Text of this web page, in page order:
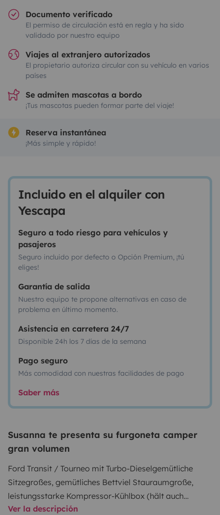
Documento verificado
El permiso de circulación está en regla y ha sido
validado por nuestro equipo
Viajes al extranjero autorizados
El propietario autoriza circular con su vehículo en varios
países
Se admiten mascotas a bordo
¡Tus mascotas pueden formar parte del viaje!
Reserva instantánea
¡Más simple y rápido!
Incluido en el alquiler con
Yescapa
Seguro a todo riesgo para vehículos y
pasajeros
Seguro incluido por defecto o Opción Premium, ¡tú
eliges!
Garantía de salida
Nuestro equipo te propone alternativas en caso de
problema en último momento.
Asistencia en carretera 24/7
Disponible 24h los 7 días de la semana
Pago seguro
Más comodidad con nuestras facilidades de pago
Saber más
Susanna te presenta su furgoneta camper
gran volumen
Ford Transit / Tourneo mit Turbo-Dieselgemütliche
Sitzegroßes, gemütliches Bettviel Stauraumgroße,
leistungsstarke Kompressor-Kühlbox (hält auch
zuverlässig Minustemperaturen; läuft über
Ver la descripción